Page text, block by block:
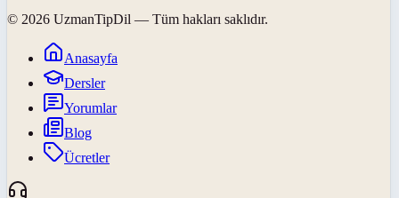
© 2026 UzmanTipDil — Tüm hakları saklıdır.
Anasayfa
Dersler
Yorumlar
Blog
Ücretler